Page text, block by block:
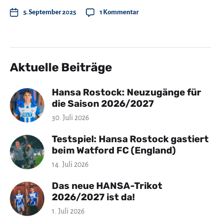
5. September 2025 1 Kommentar
Aktuelle Beiträge
Hansa Rostock: Neuzugänge für
die Saison 2026/2027
30. Juli 2026
Testspiel: Hansa Rostock gastiert
beim Watford FC (England)
14. Juli 2026
Das neue HANSA-Trikot
2026/2027 ist da!
1. Juli 2026